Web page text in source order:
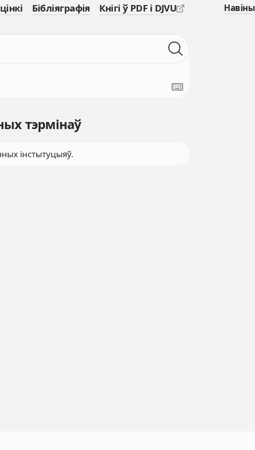
Бібліяграфія Кнігі ў PDF і DJVU Навіны
тэрмінаў
інстытуцыяў.